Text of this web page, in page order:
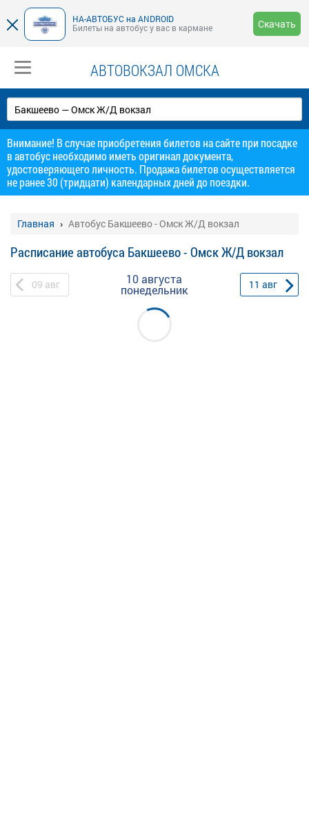
НА-АВТОБУС на ANDROID
Билеты на автобус у вас в кармане
Скачать
АВТОВОКЗАЛ ОМСКА
Внимание! В случае приобретения билетов на сайте при посадке
в автобус необходимо иметь оригинал документа,
удостоверяющего личность. Продажа билетов осуществляется
не ранее 30 (тридцати) календарных дней до поездки.
Главная Автобус Бакшеево - Омск Ж/Д вокзал
Расписание автобуса Бакшеево - Омск Ж/Д вокзал
09 авг 10 августа
понедельник 11 авг